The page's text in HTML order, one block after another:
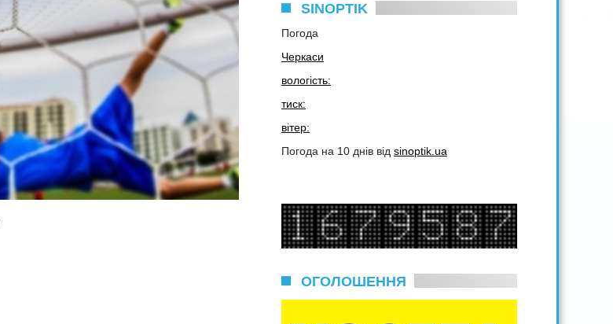
SINOPTIK
Погода
Черкаси
вологість:
тиск:
вітер:
Погода на 10 днів від sinoptik.ua
ОГОЛОШЕННЯ